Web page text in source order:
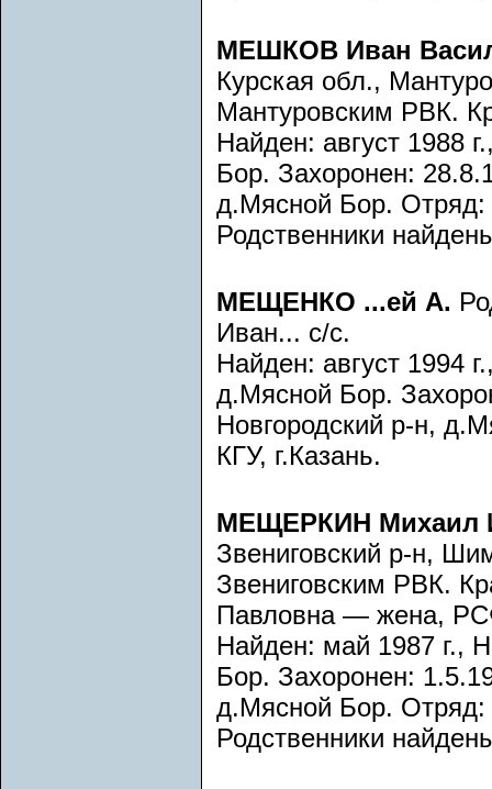
МЕШКОВ Иван
Курская обл.,
Мантуровским РВК.
Найден: август 1988
Бор. Захоронен:
д.Мясной Бор. Отряд:
Родственники
МЕЩЕНКО ...ей А.
Иван... с/с.
Найден: август 1994
д.Мясной Бор.
Новгородский р-н,
КГУ, г.Казань.
МЕЩЕРКИН Михаил
Звениговский р-н,
Звениговским РВК.
Павловна — жена,
Найден: май 1987 г.,
Бор. Захоронен:
д.Мясной Бор. Отряд:
Родственники